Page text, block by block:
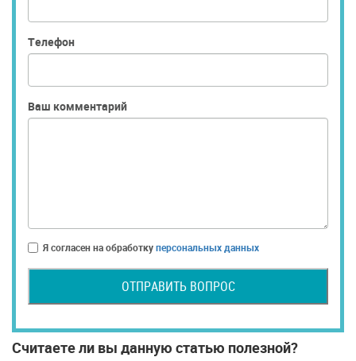
Телефон
Ваш комментарий
Я согласен на обработкуперсональных данных
ОТПРАВИТЬ ВОПРОС
Считаете ли вы данную статью полезной?